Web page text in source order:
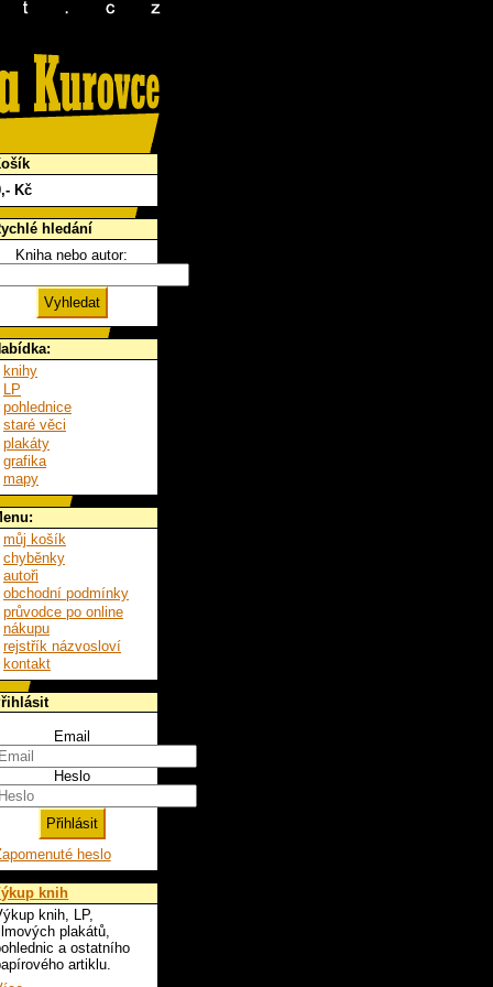
,- Kč
hledání
Kniha nebo autor:
knihy
LP
pohlednice
staré věci
plakáty
grafika
mapy
můj košík
chyběnky
autoři
obchodní podmínky
průvodce po online
nákupu
rejstřík názvosloví
kontakt
Email
Heslo
heslo
knih
knih, LP,
plakátů,
a ostatního
artiklu.